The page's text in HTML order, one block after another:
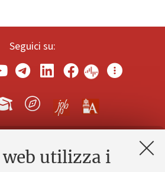
web utilizza i
Seguici su:
Contatti e PEC